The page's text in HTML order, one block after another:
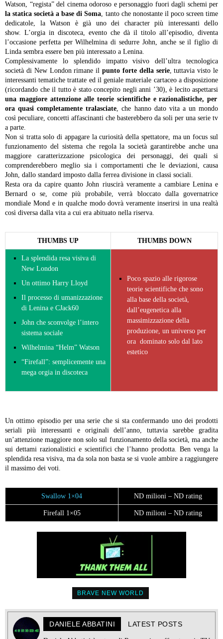
Watson, “regista” del cinema odoroso e personaggio fuori dagli schemi per
la statica società a base di Soma, tanto che nonostante il poco screen time
dedicatole, la Watson è già uno dei character più interessanti dello
show. L’orgia in discoteca, evento che dà il titolo all’episodio, diventa
l’occasione perfetta per Wilhelmina di sedurre John, anche se il figlio di
Linda sembra essere ben più interessato a Lenina.
Complessivamente lo splendido impatto visivo dell’ultra tecnologica
società di New London rimane il punto forte della serie, tuttavia visto le
interessanti tematiche trattate ed il geniale materiale cartaceo a disposizione
(ricordando che il tutto è stato concepito negli anni ’30), è lecito aspettarsi
una maggiore attenzione alle teorie scientifiche e razionalistiche, per
ora quasi completamente tralasciate, che hanno dato vita a un mondo
così peculiare, concetti affascinanti che basterebbero da soli per una serie tv
a parte.
Non si tratta solo di appagare la curiosità della spettatore, ma un focus sul
funzionamento del sistema che regola la società garantirebbe anche una
maggiore caratterizzazione psicologica dei personaggi, dei quali si
comprenderebbero meglio sia i comportamenti che le deviazioni, causa
John, dallo standard imposto dalla ferrea divisione in classi sociali.
Resta ora da capire quanto John riuscirà veramente a cambiare Lenina e
Bernard o se, come più probabile, verrà bloccato dalla governatrice
mondiale Mond e in qualche modo dovrà veramente inserirsi in una realtà
così diversa dalla vita a cui era abituato nella riserva.
THUMBS UP THUMBS DOWN
La splendida resa visiva di
New London
Un ottimo Harry Lloyd
Il processo di umanizzazione
di Lenina e CJack60
John che sconvolge l’intero
sistema sociale
Wilhelmina “Helm” Watson
“Firefall”: semplicemente una
mega orgia in discoteca
Poco spazio alle rigorose
teorie scientifiche che sono
alla base della società,
dall’eugenetica alla
massimizzazione della
produzione, un universo per
ora dominato solo dal lato
estetico
Un ottimo episodio per una serie che si sta confermando uno dei prodotti
seriali più interessanti e originali dell’anno, tuttavia sarebbe gradita
un’attenzione maggiore non solo sul funzionamento della società, ma anche
sui dettami razionalistici e scientifici che l’hanno prodotta. Ben venga la
splendida resa visiva, ma da sola non basta se si vuole ambire a raggiungere
il massimo dei voti.
Swallow 1×04 ND milioni – ND rating
Firefall 1×05 ND milioni – ND rating
BRAVE NEW WORLD
DANIELE ABBATINI LATEST POSTS